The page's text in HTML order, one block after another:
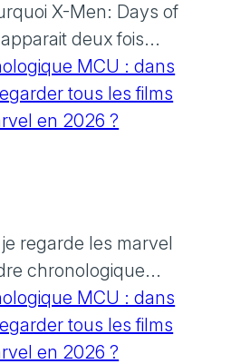
X-Men: Days of
deux fois...
MCU : dans
tous les films
en 2026 ?
regarde les marvel
chronologique...
MCU : dans
tous les films
en 2026 ?